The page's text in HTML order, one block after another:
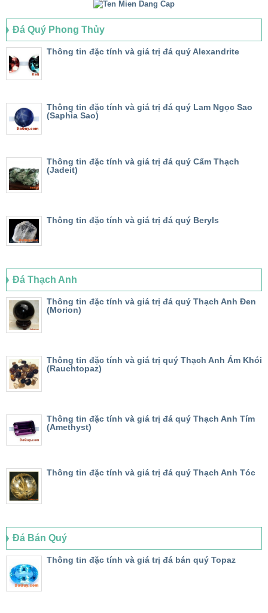
Đá Quý Phong Thủy
Thông tin đặc tính và giá trị đá quý Alexandrite
Thông tin đặc tính và giá trị đá quý Lam Ngọc Sao
(Saphia Sao)
Thông tin đặc tính và giá trị đá quý Cẩm Thạch
(Jadeit)
Thông tin đặc tính và giá trị đá quý Beryls
Đá Thạch Anh
Thông tin đặc tính và giá trị đá quý Thạch Anh Đen
(Morion)
Thông tin đặc tính và giá trị quý Thạch Anh Ám Khói
(Rauchtopaz)
Thông tin đặc tính và giá trị đá quý Thạch Anh Tím
(Amethyst)
Thông tin đặc tính và giá trị đá quý Thạch Anh Tóc
Đá Bán Quý
Thông tin đặc tính và giá trị đá bán quý Topaz